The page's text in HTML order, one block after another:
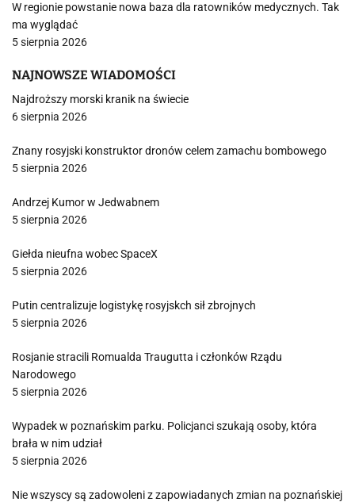
W regionie powstanie nowa baza dla ratowników medycznych. Tak
ma wyglądać
5 sierpnia 2026
NAJNOWSZE WIADOMOŚCI
Najdroższy morski kranik na świecie
6 sierpnia 2026
Znany rosyjski konstruktor dronów celem zamachu bombowego
5 sierpnia 2026
Andrzej Kumor w Jedwabnem
5 sierpnia 2026
Giełda nieufna wobec SpaceX
5 sierpnia 2026
Putin centralizuje logistykę rosyjskch sił zbrojnych
5 sierpnia 2026
Rosjanie stracili Romualda Traugutta i członków Rządu
Narodowego
5 sierpnia 2026
Wypadek w poznańskim parku. Policjanci szukają osoby, która
brała w nim udział
5 sierpnia 2026
Nie wszyscy są zadowoleni z zapowiadanych zmian na poznańskiej